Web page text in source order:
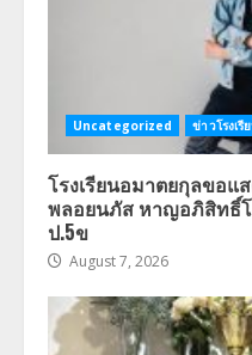
Uncategorized ข่าวโรงเรี
โรงเรียนอมาตยกุลขอ
พลอยนภัส หาญอภิสิทธิ์
ป.5ข
August 7, 2026